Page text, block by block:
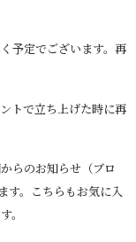
予定でございます。再
トで立ち上げた時に再
らのお知らせ（ブロ
す。こちらもお気に入
。